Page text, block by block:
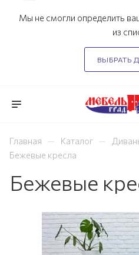
Мы не смогли определить
из
ВЫБРАТЬ
Главная — Каталог —
Бежевые кресла
Бежевые